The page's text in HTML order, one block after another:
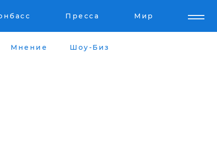
Пресса Мир
Мнение Шоу-Биз